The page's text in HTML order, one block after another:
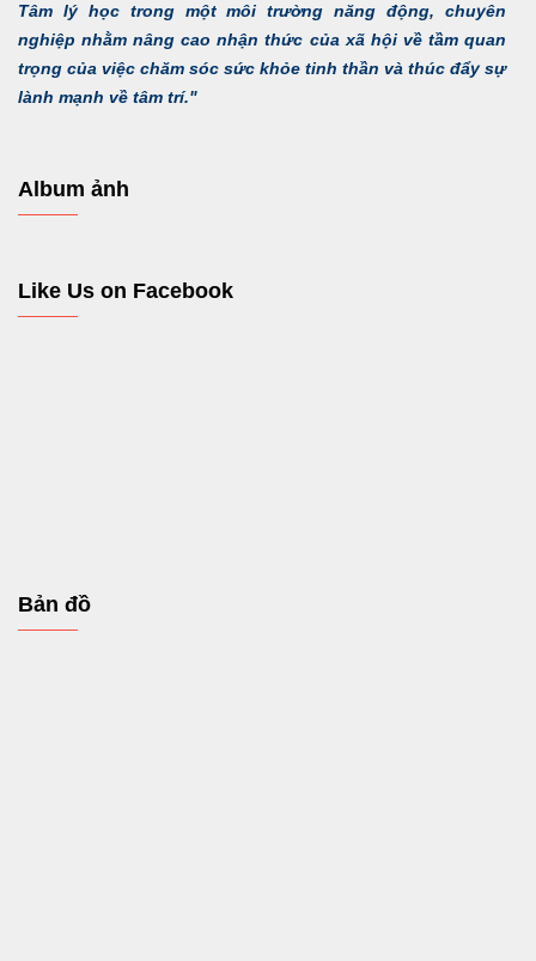
Tâm lý học trong một môi trường năng động, chuyên
nghiệp nhằm nâng cao nhận thức của xã hội về tầm quan
trọng của việc chăm sóc sức khỏe tinh thần và thúc đẩy sự
lành mạnh về tâm trí."
Album ảnh
Like Us on Facebook
Bản đồ